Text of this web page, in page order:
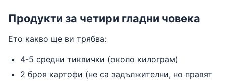
Продукти за четири гладни човека
Ето какво ще ви трябва:
4-5 средни тиквички (около килограм)
2 броя картофи (не са задължителни, но правят